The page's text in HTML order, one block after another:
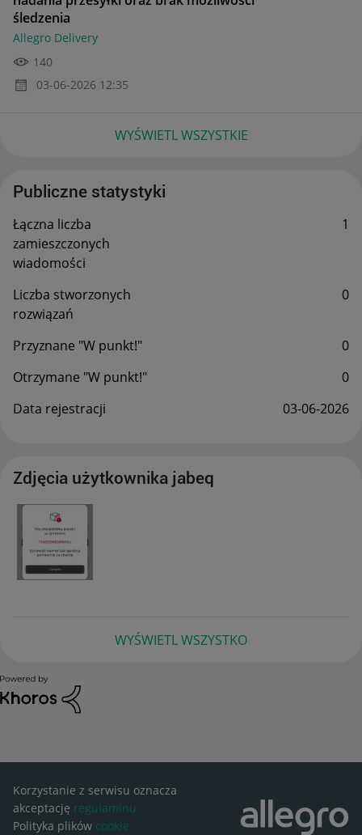
śledzenia
Allegro Delivery
140
‎03-06-2026 12:35
WYŚWIETL WSZYSTKIE
Publiczne statystyki
Łączna liczba
zamieszczonych
wiadomości
1
Liczba stworzonych
rozwiązań
0
Przyznane "W punkt!"
0
Otrzymane "W punkt!"
0
Data rejestracji
‎03-06-2026
Zdjęcia użytkownika jabeq
WYŚWIETL WSZYSTKO
Korzystanie z serwisu oznacza
akceptację regulaminu
Polityka plików cookie